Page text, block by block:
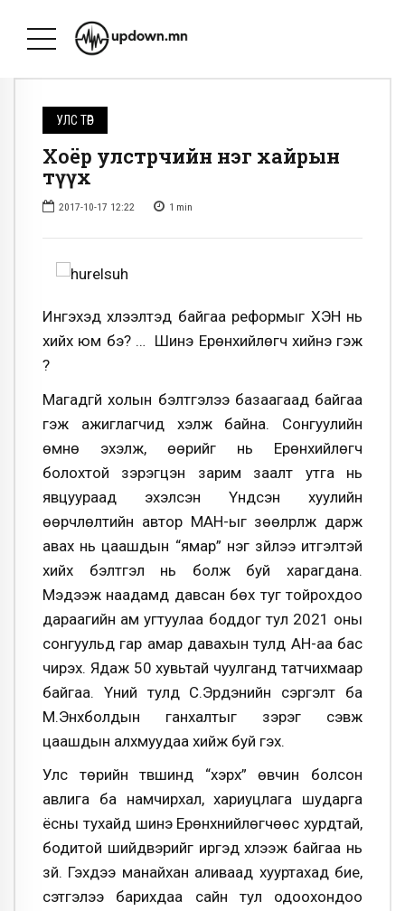
УЛС ТӨР
Хоёр улстөрчийн нэг хайрын
түүх
2017-10-17 12:22 1 min
Ингэхэд хүлээлтэд байгаа реформыг ХЭН нь
хийх юм бэ? … Шинэ Ерөнхийлөгч хийнэ гэж
үү?
Магадгүй холын бэлтгэлээ базаагаад байгаа
гэж ажиглагчид хэлж байна. Сонгуулийн
өмнө эхэлж, өөрийг нь Ерөнхийлөгч
болохтой зэрэгцэн зарим заалт утга нь
явцуураад эхэлсэн Үндсэн хуулийн
өөрчлөлтийн автор МАН-ыг зөөлрүүлж дарж
авах нь цаашдын “ямар” нэг зүйлээ итгэлтэй
хийх бэлтгэл нь болж буй харагдана.
Мэдээж наадамд давсан бөх туг тойрохдоо
дараагийн ам угтуулаа боддог тул 2021 оны
сонгуульд гар амар давахын тулд АН-аа бас
чирэх. Ядаж 50 хувьтай чуулганд татчихмаар
байгаа. Үүний тулд С.Эрдэнийн сэргэлт ба
М.Энхболдын ганхалтыг зэрэг сэвж
цаашдын алхмуудаа хийж буй гэх.
Улс төрийн түвшинд “хэрх” өвчин болсон
авлига ба намчирхал, хариуцлага шударга
ёсны тухайд шинэ Ерөнхнийлөгчөөс хурдтай,
бодитой шийдвэрийг иргэд хүлээж байгаа нь
зүй. Гэхдээ манайхан аливаад хууртахад бие,
сэтгэлээ барихдаа сайн тул одоохондоо